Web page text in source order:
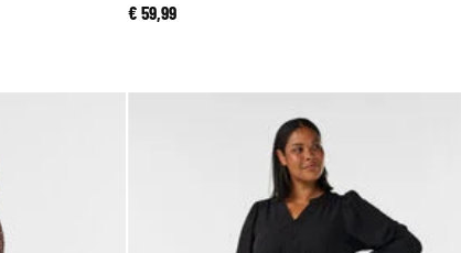
€ 59,99